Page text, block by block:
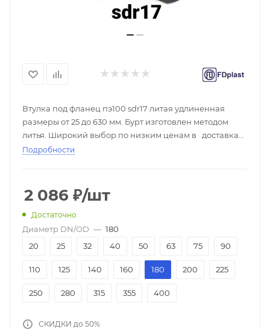
Втулка под фланец пэ100 sdr17 литая удлиненная
размеры от 25 до 630 мм. Бурт изготовлен методом
литья. Широкий выбор по низким ценам в доставка
по России, скидки при покупке оптом, большой выбор
Подробности
2 086 ₽/шт
Достаточно
Диаметр DN/OD — 180
20
25 32 40 50 63 75 90
110 125 140 160 180 200 225
250 280 315 355 400
СКИДКИ до 50%